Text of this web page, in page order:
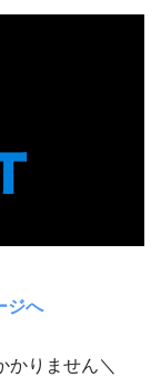
ジへ
かりません＼